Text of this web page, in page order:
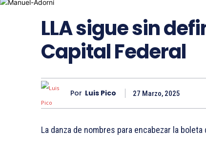
LLA sigue sin
Capital Federal
Por Luis Pico 27 Marzo, 2025
La danza de nombres para encabezar la